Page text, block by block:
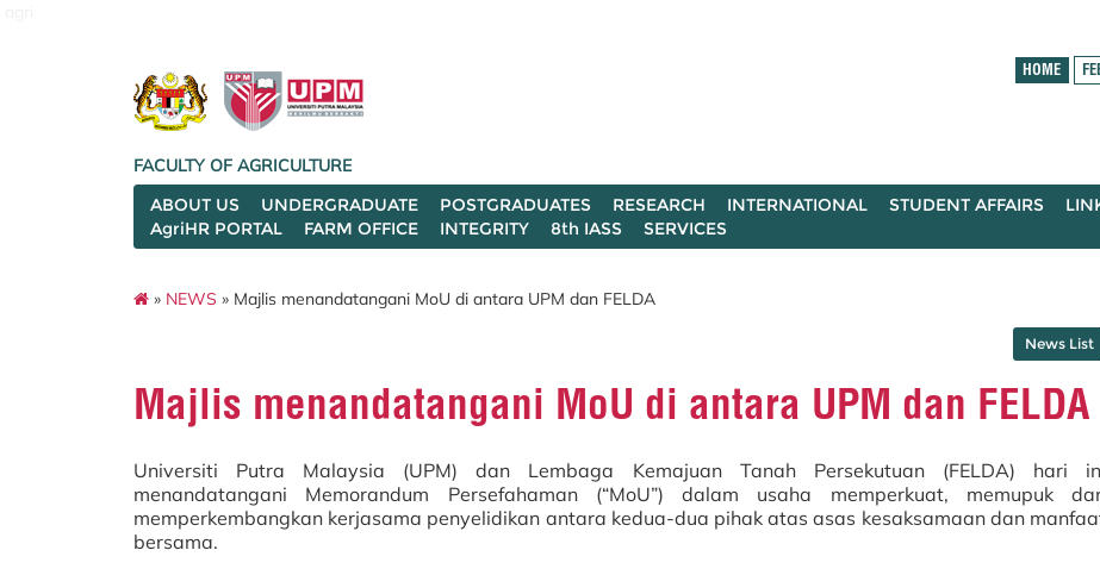
HOME
FACULTY OF AGRICULTURE
ABOUT US
UNDERGRADUATE POSTGRADUATES RESEARCH INTERNATIONAL STUDENT AFFAIRS
AgriHR PORTAL
FARM OFFICE INTEGRITY 8th IASS SERVICES
» NEWS » Majlis menandatangani MoU di antara UPM dan FELDA
News List
Majlis menandatangani MoU di antara UPM dan FELDA
Universiti Putra Malaysia (UPM) dan Lembaga Kemajuan Tanah Persekutuan (FELDA) hari
menandatangani Memorandum Persefahaman (“MoU”) dalam usaha memperkuat, memupuk
memperkembangkan kerjasama penyelidikan antara kedua-dua pihak atas asas kesaksamaan dan
bersama.